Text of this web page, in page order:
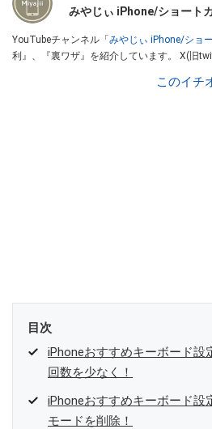
みやじぃ iPhone/ショート
YouTubeチャンネル「 みやじぃ iPhone/ショ
利』、『裏ワザ
このイチ
目次
iPhoneおすすめキーボード設
回数を少なく！
iPhoneおすすめキーボード設
モードを削除！